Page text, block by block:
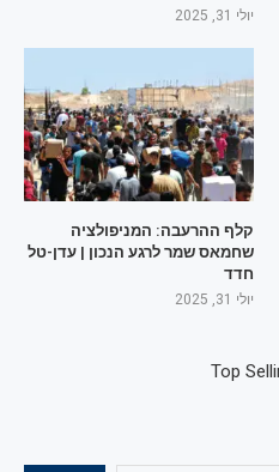
יולי 31, 2025
קלף ההרעבה: המניפולציה
שחמאס שמר לרגע הנכון | עדן-טל
חדד
יולי 31, 2025